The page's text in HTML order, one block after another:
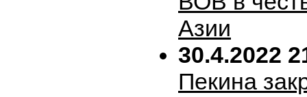
Азии
30.4.2022
Пекина